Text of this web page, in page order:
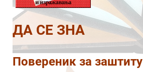
ДА СЕ ЗНА
Повереник за заштиту